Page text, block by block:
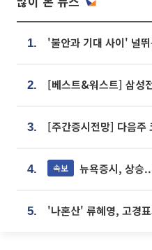
1.
2.
3.
4. 속보 뉴욕증시, 상
5.